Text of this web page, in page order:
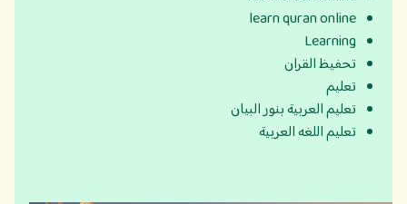
learn quran online
Learning
تحفيظ القران
تعليم
تعليم العربية بنور البيان
تعليم اللغه العربية